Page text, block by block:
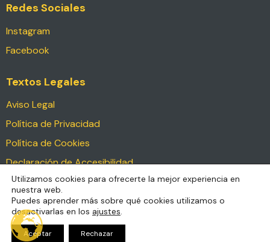
Redes Sociales
Instagram
Facebook
Textos Legales
Aviso Legal
Política de Privacidad
Política de Cookies
Declaración de Accesibilidad
Ferreteria O Muelle © 2026. Todos los derechos
reservados.
Diseño & Desarrollo porFVRNAK
Utilizamos cookies para ofrecerte la mejor experiencia en
nuestra web.
Puedes aprender más sobre qué cookies utilizamos o
desactivarlas en los ajustes.
Aceptar Rechazar